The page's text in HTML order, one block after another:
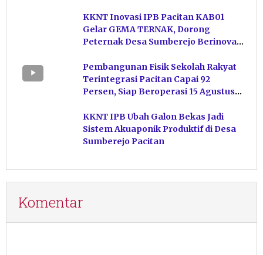
KKNT Inovasi IPB Pacitan KAB01
Gelar GEMA TERNAK, Dorong
Peternak Desa Sumberejo Berinovasi
Pembangunan Fisik Sekolah Rakyat
Terintegrasi Pacitan Capai 92
Persen, Siap Beroperasi 15 Agustus
KKNT IPB Ubah Galon Bekas Jadi
Sistem Akuaponik Produktif di Desa
Sumberejo Pacitan
Komentar